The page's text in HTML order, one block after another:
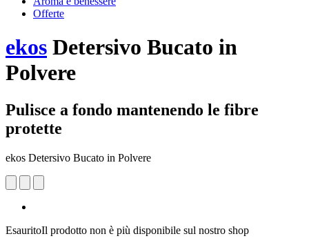
Offerte
ekos Detersivo Bucato in
Polvere
Pulisce a fondo mantenendo le fibre
protette
ekos Detersivo Bucato in Polvere
EsauritoIl prodotto non è più disponibile sul nostro shop